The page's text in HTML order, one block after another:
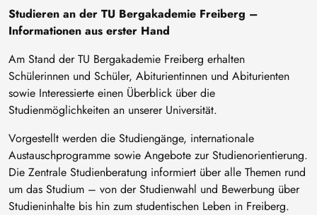
Studieren an der TU Bergakademie Freiberg –
Informationen aus erster Hand
Am Stand der TU Bergakademie Freiberg erhalten
Schülerinnen und Schüler, Abiturientinnen und Abiturienten
sowie Interessierte einen Überblick über die
Studienmöglichkeiten an unserer Universität.
Vorgestellt werden die Studiengänge, internationale
Austauschprogramme sowie Angebote zur Studienorientierung.
Die Zentrale Studienberatung informiert über alle Themen rund
um das Studium – von der Studienwahl und Bewerbung über
Studieninhalte bis hin zum studentischen Leben in Freiberg.